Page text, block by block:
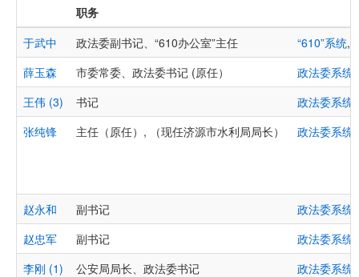
职务
于武中
政法委副书记、“610办公室”主任 “610”系统,
薛玉森
市委常委、政法委书记 (原任） 政法委系统
王伟 (3)
书记
政法委系统
张纯锋
主任（原任）, （现任济源市水利局局长） 政法委系统
赵永和 副书记
政法委系统
赵忠军
副书记
政法委系统
李刚 (1)
公安局局长、政法委书记 政法委系统